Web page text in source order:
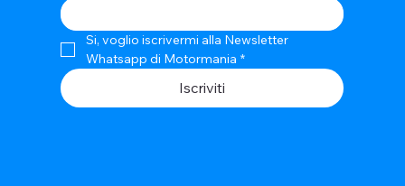
Si, voglio iscrivermi alla Newsletter
Whatsapp di Motormania *
Iscriviti